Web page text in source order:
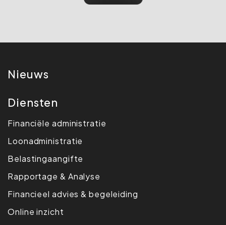
Nieuws
Diensten
Financiële administratie
Loonadministratie
Belasting­aangifte
Rapportage & Analyse
Financieel advies & begeleiding
Online inzicht